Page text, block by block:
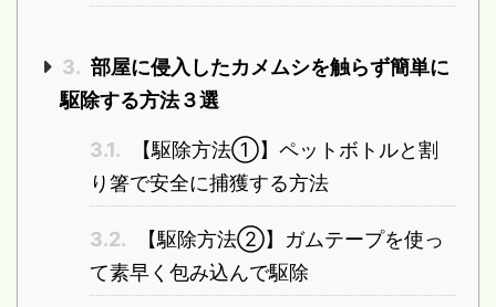
3. 部屋に侵入したカメムシを触らず簡単に
駆除する方法３選
3.1.
【駆除方法①】ペットボトルと割
り箸で安全に捕獲する方法
3.2.
【駆除方法②】ガムテープを使っ
て素早く包み込んで駆除